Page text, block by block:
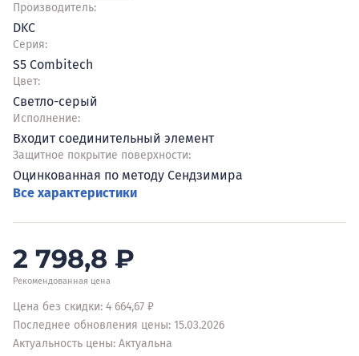
Производитель:
DKC
Серия:
S5 Combitech
Цвет:
Светло-серый
Исполнение:
Входит соединительный элемент
Защитное покрытие поверхности:
Оцинкованная по методу Сендзимира
Все характеристики
2 798,8 ₽
Рекомендованная цена
Цена без скидки: 4 664,67 ₽
Последнее обновления цены: 15.03.2026
Актуальность цены: Актуальна